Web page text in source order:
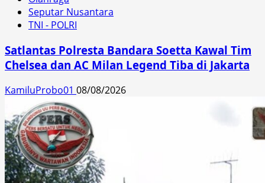
Seputar Nusantara
TNI - POLRI
Satlantas Polresta Bandara Soetta Kawal Tim
Chelsea dan AC Milan Legend Tiba di Jakarta
KamiluProbo01 08/08/2026